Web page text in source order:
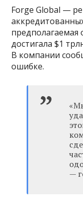
Forge Global —
предполагаемая
достигала $1
В компании
ошибке.
—